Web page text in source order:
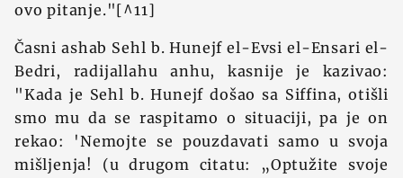
ovo pitanje."[^11]
Časni ashab Sehl b. Hunejf el-Evsi el-Ensari el-
Bedri, radijallahu anhu, kasnije je kazivao:
"Kada je Sehl b. Hunejf došao sa Siffina, otišli
smo mu da se raspitamo o situaciji, pa je on
rekao: 'Nemojte se pouzdavati samo u svoja
mišljenja! (u drugom citatu: „Optužite svoje